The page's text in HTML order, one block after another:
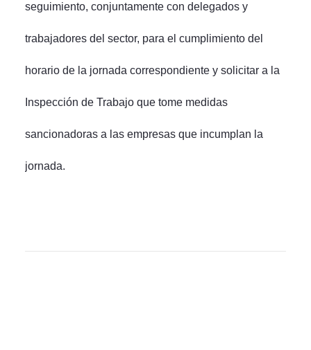
seguimiento, conjuntamente con delegados y
trabajadores del sector, para el cumplimiento del
horario de la jornada correspondiente y solicitar a la
Inspección de Trabajo que tome medidas
sancionadoras a las empresas que incumplan la
jornada.